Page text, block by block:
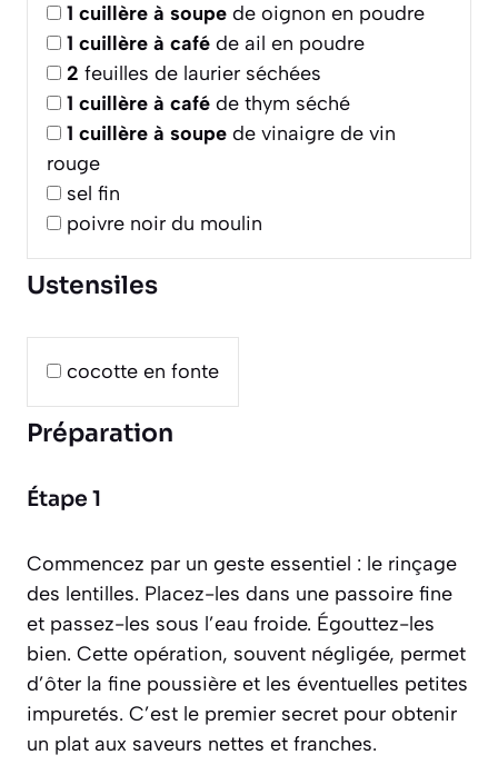
1 cuillère à soupe de oignon en poudre
1 cuillère à café de ail en poudre
2 feuilles de laurier séchées
1 cuillère à café de thym séché
1 cuillère à soupe de vinaigre de vin
rouge
sel fin
poivre noir du moulin
Ustensiles
cocotte en fonte
Préparation
Étape 1
Commencez par un geste essentiel : le rinçage
des lentilles. Placez-les dans une passoire fine
et passez-les sous l’eau froide. Égouttez-les
bien. Cette opération, souvent négligée, permet
d’ôter la fine poussière et les éventuelles petites
impuretés. C’est le premier secret pour obtenir
un plat aux saveurs nettes et franches.